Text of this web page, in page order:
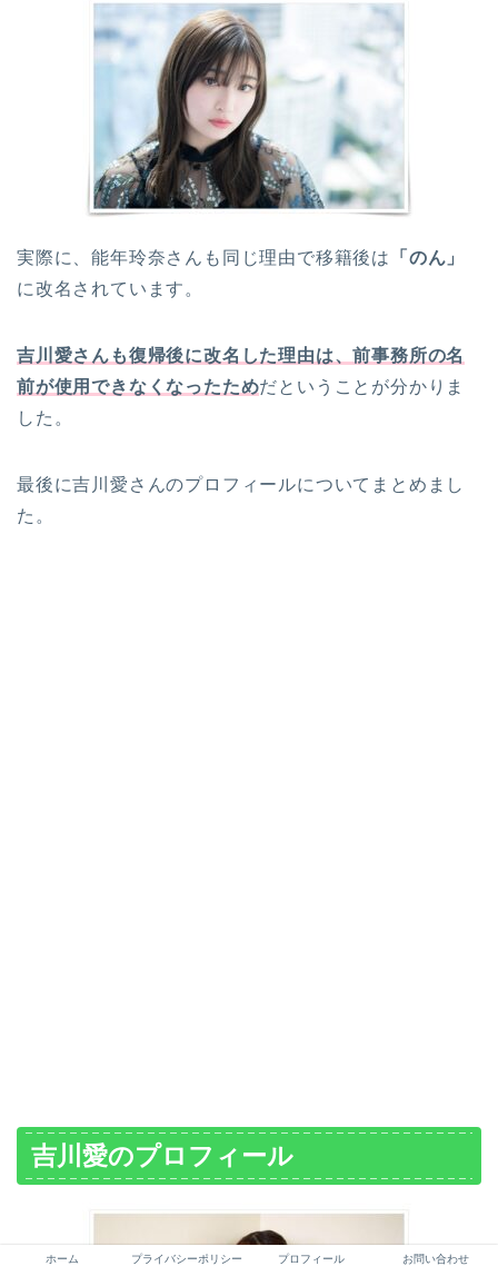
実際に、能年玲奈さんも同じ理由で移籍後は
「のん」
に改名されています。
吉川愛さんも復帰後に改名した理由は、前事務所の名
前が使用できなくなったためだということが分かりま
した。
最後に吉川愛さんのプロフィールについてまとめまし
た。
吉川愛のプロフィール
ホーム プライバシーポリシー プロフィール お問い合わせ